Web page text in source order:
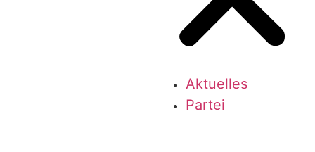
Aktu­el­les
Par­tei